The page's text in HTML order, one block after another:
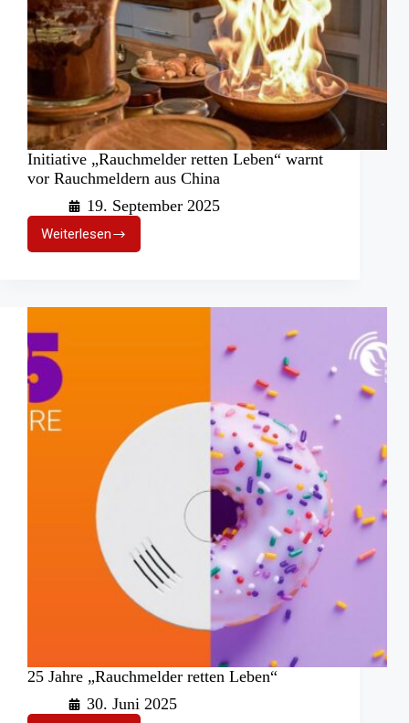
Initiative „Rauchmelder retten Leben“ warnt
vor Rauchmeldern aus China
19. September 2025
Weiterlesen
Initiative
„Rauchmelder
warnt
25 Jahre „Rauchmelder retten Leben“
30. Juni 2025